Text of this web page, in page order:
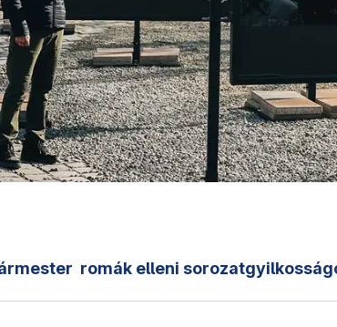
romák elleni